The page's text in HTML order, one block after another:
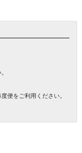
便をご利用ください。